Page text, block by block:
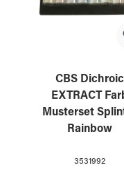
CBS Dichroic
EXTRACT
Musterset
Rainbow
3531992